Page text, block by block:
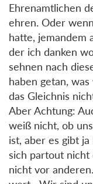
Ehrenamtlichen
ehren. Oder
hatte, jemandem
der ich danken
sehnen nach
haben getan,
das Gleichnis
Aber Achtung:
weiß nicht, ob
ist, aber es gibt
sich partout nicht
nicht vor